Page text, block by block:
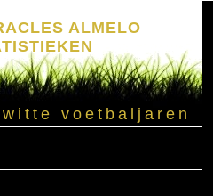
ALMELO
voetbaljaren